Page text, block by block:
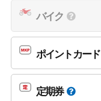
バイク
ポイントカード
定期券